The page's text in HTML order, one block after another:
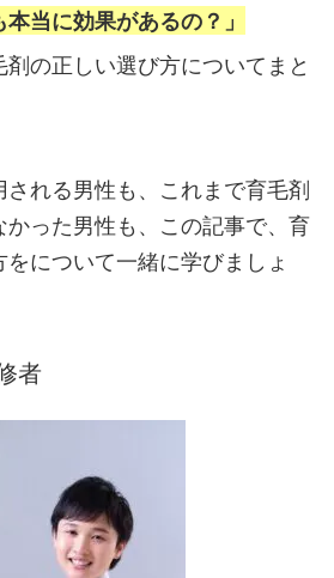
本当に効果があるの？」
の正しい選び方についてまと
れる男性も、これまで育毛剤
った男性も、この記事で、育
について一緒に学びましょ
者